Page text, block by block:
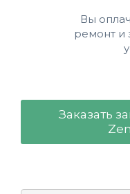
Вы
ремонт и
Заказать